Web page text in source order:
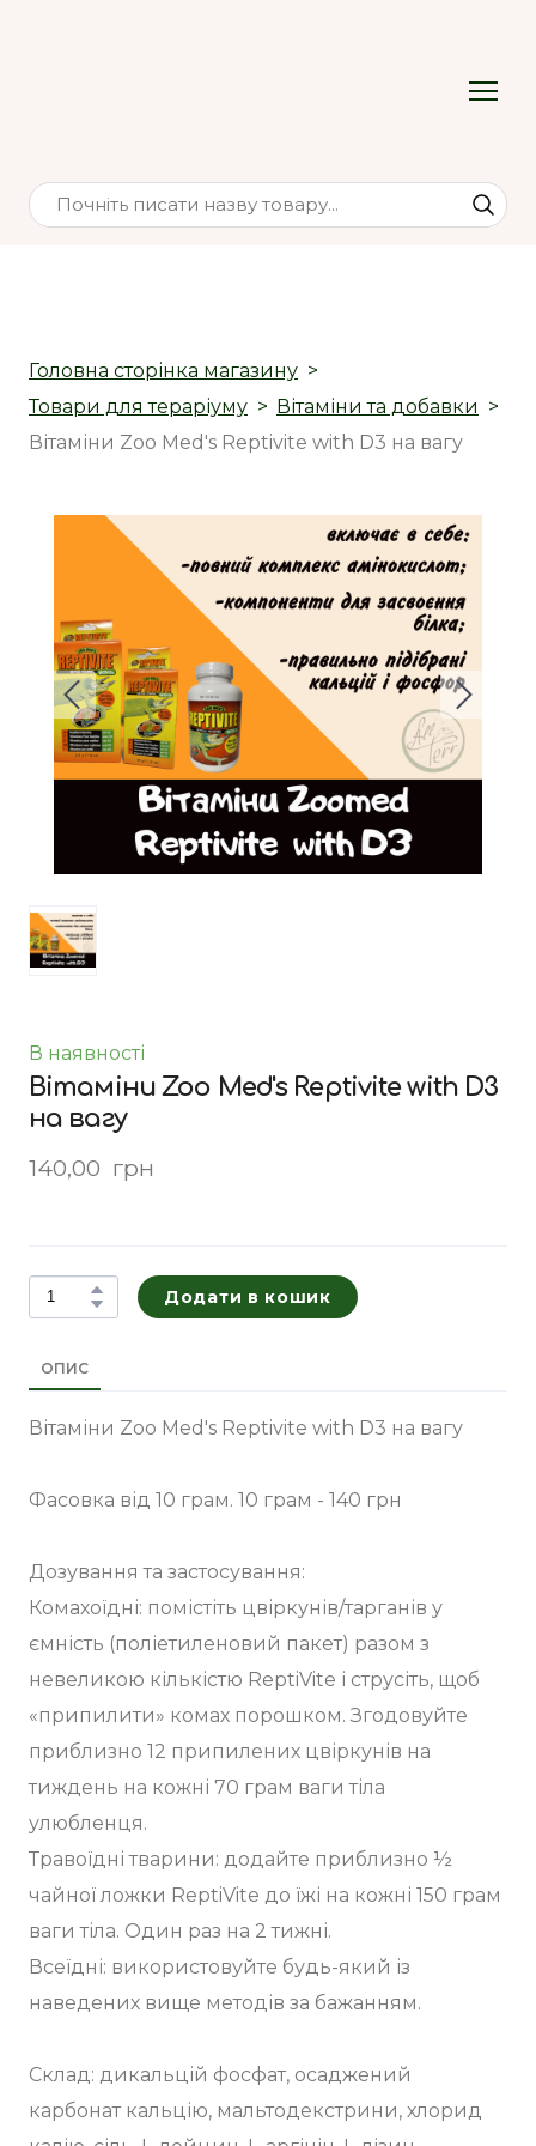
Головна сторінка магазину
Товари для тераріуму
Вітаміни та добавки
Вітаміни Zoo Med's Reptivite with D3 на вагу
В наявності
Вітаміни Zoo Med's Reptivite with D3
на вагу
140,00  грн
Додати в кошик
ОПИС
Вітаміни Zoo Med's Reptivite with D3 на вагу
Фасовка від 10 грам. 10 грам - 140 грн
Дозування та застосування:
Комахоїдні: помістіть цвіркунів/тарганів у
ємність (поліетиленовий пакет) разом з
невеликою кількістю ReptiVite і струсіть, щоб
«припилити» комах порошком. Згодовуйте
приблизно 12 припилених цвіркунів на
тиждень на кожні 70 грам ваги тіла
улюбленця.
Травоїдні тварини: додайте приблизно ½
чайної ложки ReptiVite до їжі на кожні 150 грам
ваги тіла. Один раз на 2 тижні.
Всеїдні: використовуйте будь-який із
наведених вище методів за бажанням.
Склад: дикальцій фосфат, осаджений
карбонат кальцію, мальтодекстрини, хлорид